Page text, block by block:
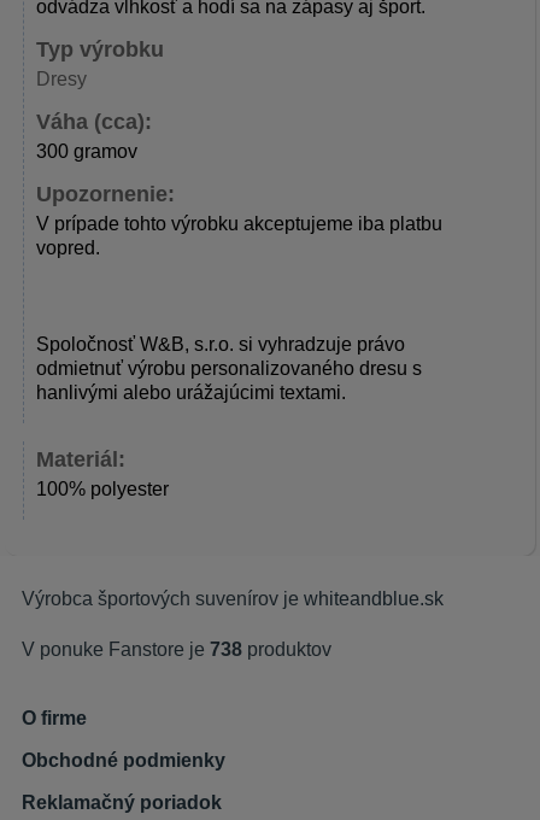
odvádza vlhkosť a hodí sa na zápasy aj šport.
Typ výrobku
Dresy
Váha (cca):
300 gramov
Upozornenie:
V prípade tohto výrobku akceptujeme iba platbu
vopred.
Spoločnosť W&B, s.r.o. si vyhradzuje právo
odmietnuť výrobu personalizovaného dresu s
hanlivými alebo urážajúcimi textami.
Materiál:
100% polyester
Výrobca športových suvenírov je whiteandblue.sk
V ponuke Fanstore je 738 produktov
O firme
Obchodné podmienky
Reklamačný poriadok